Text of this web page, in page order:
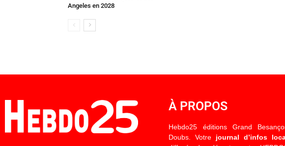
Angeles en 2028
À PROPOS
Hebdo25 éditions Grand
Doubs. Votre journal d’infos